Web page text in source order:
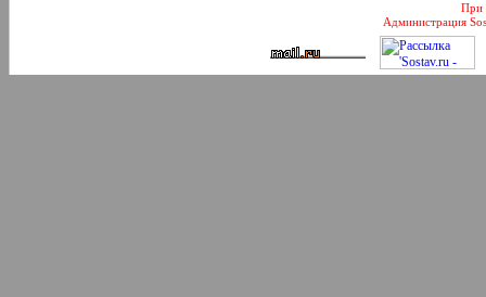
При
Администрация